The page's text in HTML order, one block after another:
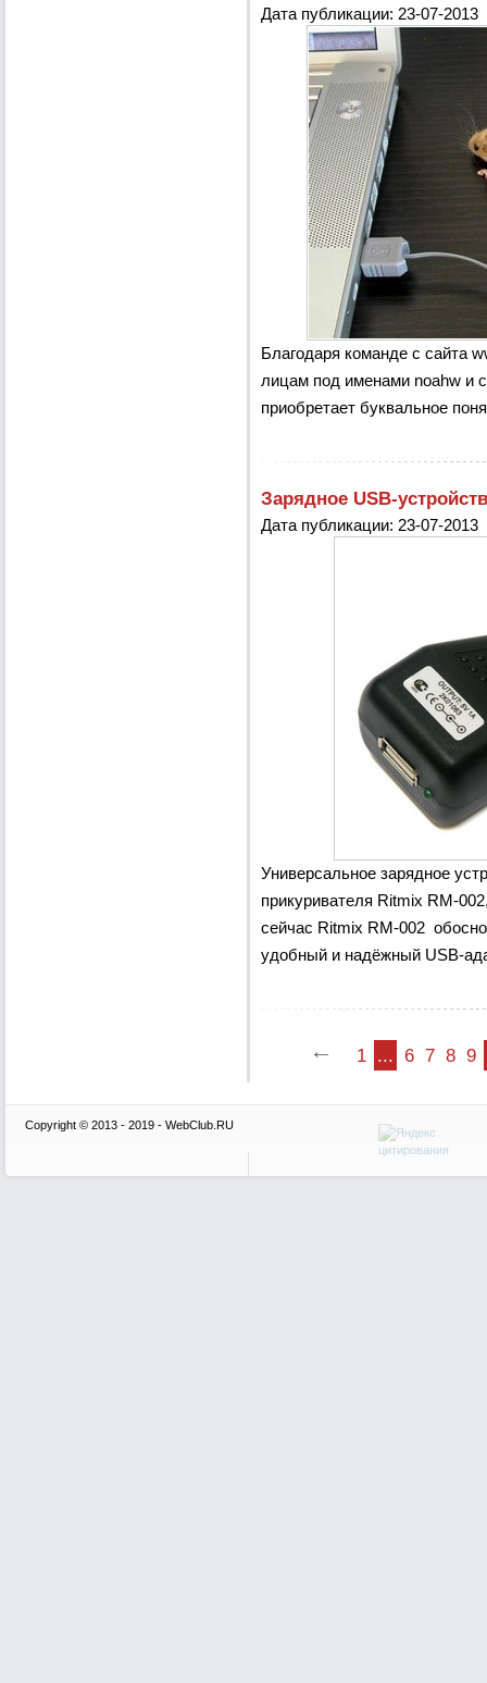
Дата публикации: 23-07-2013
Благодаря команде с сайта
лицам под именами noahw и
приобретает буквальное
Зарядное USB-
Дата публикации: 23-07-2013
Универсальное зарядное
прикуривателя Ritmix RM-
сейчас Ritmix RM-002
удобный и надёжный USB-
1 ... 6 7 8 9
Copyright © 2013 - 2019 - WebClub.RU